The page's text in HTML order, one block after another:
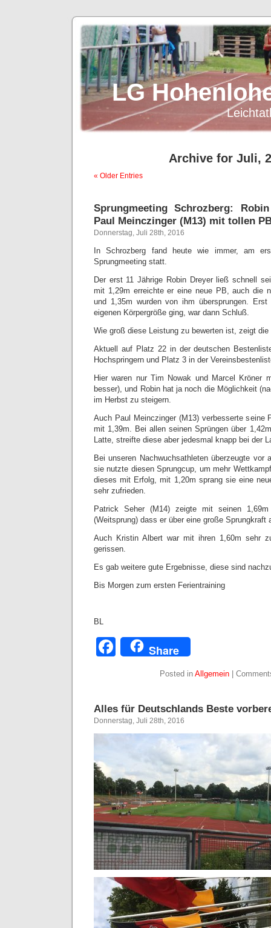
LG
Archive for Juli,
« Older Entries
Sprungmeeting Schrozberg:
Paul Meinczinger (M13) mit tollen
Donnerstag, Juli 28th, 2016
In Schrozberg fand heute wie immer, am
Sprungmeeting statt.
Der erst 11 Jährige Robin Dreyer ließ schnell
mit 1,29m erreichte er eine neue PB, auch die
und 1,35m wurden von ihm übersprungen.
eigenen Körpergröße ging, war dann Schluß.
Wie groß diese Leistung zu bewerten ist, zeigt
Aktuell auf Platz 22 in der deutschen
Hochspringern und Platz 3 in der
Hier waren nur Tim Nowak und Marcel Kröner
besser), und Robin hat ja noch die Möglichkeit
im Herbst zu steigern.
Auch Paul Meinczinger (M13) verbesserte seine
mit 1,39m. Bei allen seinen Sprüngen über
Latte, streifte diese aber jedesmal knapp bei der
Bei unseren Nachwuchsathleten überzeugte vor
sie nutzte diesen Sprungcup, um mehr
dieses mit Erfolg, mit 1,20m sprang sie eine
sehr zufrieden.
Patrick Seher (M14) zeigte mit seinen 1,69m
(Weitsprung) dass er über eine große Sprungkraft
Auch Kristin Albert war mit ihren 1,60m sehr
gerissen.
Es gab weitere gute Ergebnisse, diese sind
Bis Morgen zum ersten Ferientraining
BL
Facebook
Share
Posted in Allgemein|
Alles für Deutschlands Beste
Donnerstag, Juli 28th, 2016